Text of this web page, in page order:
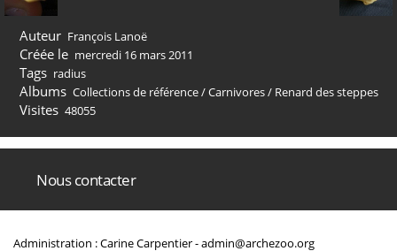
Auteur François Lanoë
Créée le mercredi 16 mars 2011
Tags radius
Albums Collections de référence/Carnivores/ Renard des steppes
Visites 48055
Nous contacter
Administration : Carine Carpentier -admin@archezoo.org